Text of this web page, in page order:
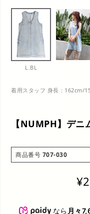
L.BL
着用スタッフ 身長：162cm/
【NUMPH】デニ
商品番号 707-030
¥
なら 月々